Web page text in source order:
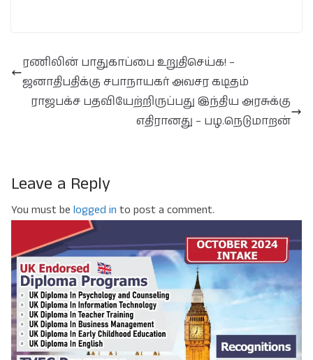
ரணிலின் பாதுகாப்பை உறுதிசெய்க! –
ஜனாதிபதிக்கு சபாநாயகர் அவசர கடிதம்
ராஜபக்ச பதவியேற்றிருப்பது இந்திய அரசுக்கு
எதிரானது – பழ.நெடுமாறன்
Leave a Reply
You must be logged in to post a comment.